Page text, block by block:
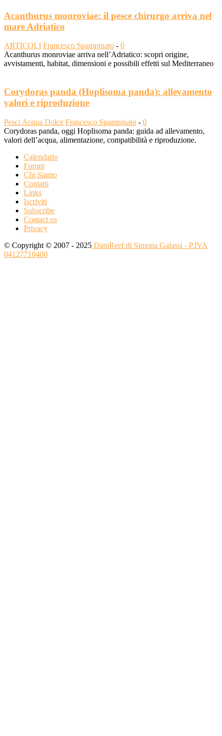
Acanthurus monroviae: il pesce chirurgo arriva nel
mare Adriatico
ARTICOLI Francesco Spampinato - 0
Acanthurus monroviae arriva nell’Adriatico: scopri origine,
avvistamenti, habitat, dimensioni e possibili effetti sul Mediterraneo
Corydoras panda (Hoplisoma panda): allevamento
valori e riproduzione
Pesci Acqua Dolce Francesco Spampinato - 0
Corydoras panda, oggi Hoplisoma panda: guida ad allevamento,
valori dell’acqua, alimentazione, compatibilità e riproduzione.
Calendario
Forum
Chi Siamo
Contatti
Links
Iscriviti
Subscribe
Contact us
Privacy
© Copyright © 2007 - 2025 DaniReef di Simona Galassi - P.IVA
04127710400